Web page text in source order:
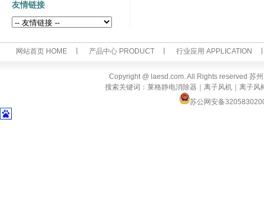
友情链接
网站首页 HOME 产品中心 PRODUCT 行业应用 APPLICATION
Copyright @ laesd.com. All Rights reserved 苏
搜索关键词：莱格静电消除器｜离子风机｜离子
苏公网安备